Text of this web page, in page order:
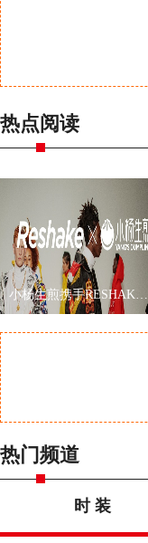
热点阅读
小杨生煎携手RESHAKE耀眼伦敦时装周，再现海派文化
热门频道
时 装